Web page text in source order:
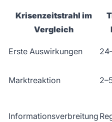
Krisenzeitstrahl im
Vergleich
Erste Auswirkungen
Marktreaktion
Informationsverbreitung